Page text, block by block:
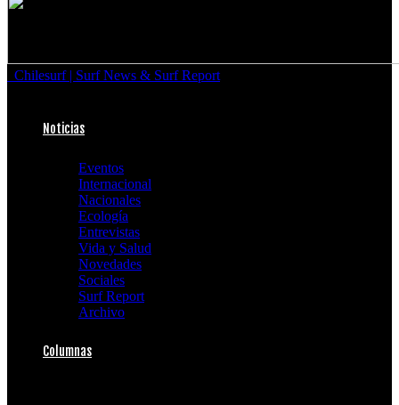
Chilesurf | Surf News & Surf Report
Noticias
Eventos
Internacional
Nacionales
Ecología
Entrevistas
Vida y Salud
Novedades
Sociales
Surf Report
Archivo
Columnas